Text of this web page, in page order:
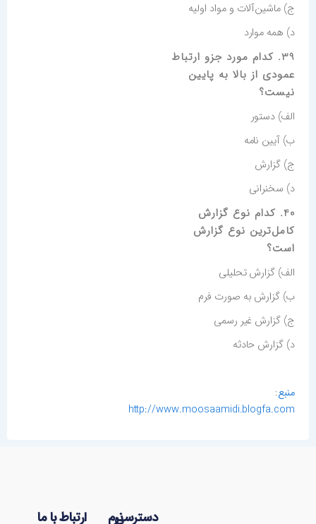
ج) ماشین‌آلات و مواد اولیه
د) همه موارد
39. کدام مورد جزو ارتباط
عمودی از بالا به پایین
نیست؟
الف) دستور
ب) آیین نامه
ج) گزارش
د) سخنرانی
40. کدام نوع گزارش
کامل‌ترین نوع گزارش
است؟
الف) گزارش تحلیلی
ب) گزارش به صورت فرم
ج) گزارش غیر رسمی
د) گزارش حادثه
منبع:
http://www.moosaamidi.blogfa.com
نرمدسترسی ارتباط با ما